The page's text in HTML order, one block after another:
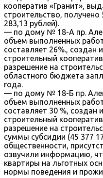
кооператив «Гранит»,
строительство,
283,13 рублей).
— по дому № 18-А пр.
объем выполненных
составляет 26%., создан
строительный
разрешение на
областного бюджета
года.
— по дому № 18-Б пр.
объем выполненных
составляет 30 %, создан
строительный
разрешение на
суммы субсидии (45 377
общественности,
озвучили информацию,
квартиры на льготных
нормы поведения и